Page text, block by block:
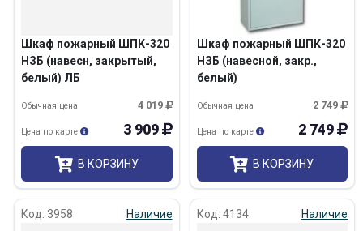
Шкаф пожарный ШПК-320
НЗБ (навесн, закрытый,
белый) ЛБ
4 019
Обычная цена
3 909
Цена по карте
В КОРЗИНУ
Шкаф пожарный ШПК-320
НЗБ (навесной, закр.,
белый)
2 749
Обычная цена
2 749
Цена по карте
В КОРЗИНУ
Код: 3958 Наличие Код: 4134 Наличие